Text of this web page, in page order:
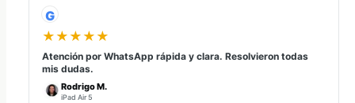
G
★★★★★
Atención por WhatsApp rápida y clara. Resolvieron todas
mis dudas.
Rodrigo M.
iPad Air 5